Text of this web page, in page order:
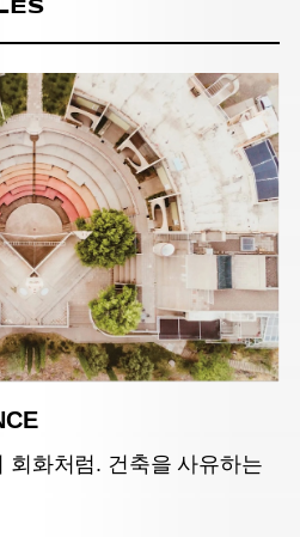
회화처럼. 건축을 사유하는